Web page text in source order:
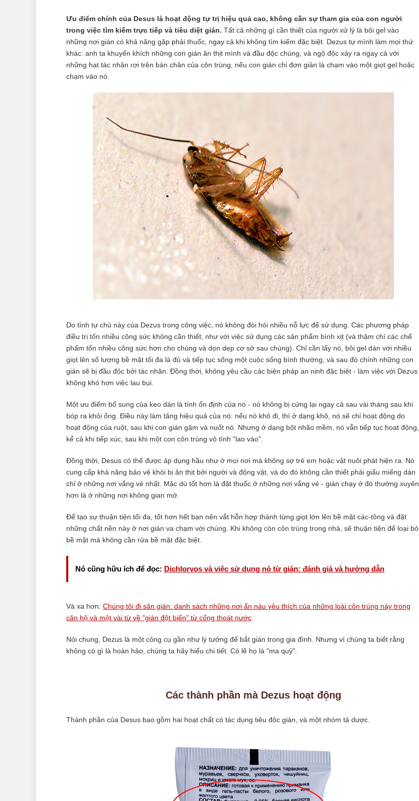
Ưu điểm chính của Desus là hoạt động tự trị hiệu quả cao, không cần sự tham gia của con người
trong việc tìm kiếm trực tiếp và tiêu diệt gián. Tất cả những gì cần thiết của người xử lý là bôi gel vào
những nơi gián có khả năng gặp phải thuốc, ngay cả khi không tìm kiếm đặc biệt. Dezus tự mình làm mọi thứ
khác: anh ta khuyến khích những con gián ăn thịt mình và đầu độc chúng, và ngộ độc xảy ra ngay cả với
những hạt tác nhân rơi trên bàn chân của côn trùng, nếu con gián chỉ đơn giản là chạm vào một giọt gel hoặc
chạm vào nó.
Do tính tự chủ này của Dezus trong công việc, nó không đòi hỏi nhiều nỗ lực để sử dụng. Các phương pháp
điều trị tốn nhiều công sức không cần thiết, như với việc sử dụng các sản phẩm bình xịt (và thậm chí các chế
phẩm tốn nhiều công sức hơn cho chúng và dọn dẹp cơ sở sau chúng). Chỉ cần lấy nó, bôi gel dán với nhiều
giọt lên số lượng bề mặt tối đa là đủ và tiếp tục sống một cuộc sống bình thường, và sau đó chính những con
gián sẽ bị đầu độc bởi tác nhân. Đồng thời, không yêu cầu các biện pháp an ninh đặc biệt - làm việc với Dezus
không khó hơn việc lau bụi.
Một ưu điểm bổ sung của keo dán là tính ổn định của nó - nó không bị cứng lại ngay cả sau vài tháng sau khi
bóp ra khỏi ống. Điều này làm tăng hiệu quả của nó: nếu nó khô đi, thì ở dạng khô, nó sẽ chỉ hoạt động do
hoạt động của ruột, sau khi con gián gặm và nuốt nó. Nhưng ở dạng bột nhão mềm, nó vẫn tiếp tục hoạt động,
kể cả khi tiếp xúc, sau khi một con côn trùng vô tình “lao vào”.
Đồng thời, Desus có thể được áp dụng hầu như ở mọi nơi mà không sợ trẻ em hoặc vật nuôi phát hiện ra. Nó
cung cấp khả năng bảo vệ khỏi bị ăn thịt bởi người và động vật, và do đó không cần thiết phải giấu miếng dán
chỉ ở những nơi vắng vẻ nhất. Mặc dù tốt hơn là đặt thuốc ở những nơi vắng vẻ - gián chạy ở đó thường xuyên
hơn là ở những nơi không gian mở.
Để tạo sự thuận tiện tối đa, tốt hơn hết bạn nên vắt hỗn hợp thành từng giọt lớn lên bề mặt các-tông và đặt
những chất nền này ở nơi gián va chạm với chúng. Khi không còn côn trùng trong nhà, sẽ thuận tiện để loại bỏ
bề mặt mà không cần rửa bề mặt đặc biệt.
Nó cũng hữu ích để đọc: Dichlorvos và việc sử dụng nó từ gián: đánh giá và hướng dẫn
Và xa hơn: Chúng tôi đi săn gián: danh sách những nơi ẩn náu yêu thích của những loài côn trùng này trong
căn hộ và một vài từ về "gián đột biến" từ cống thoát nước
Nói chung, Dezus là một công cụ gần như lý tưởng để bắt gián trong gia đình. Nhưng vì chúng ta biết rằng
không có gì là hoàn hảo, chúng ta hãy hiểu chi tiết. Có lẽ họ là "ma quỷ".
Các thành phần mà Dezus hoạt động
Thành phần của Desus bao gồm hai hoạt chất có tác dụng tiêu độc gián, và một nhóm tá dược.